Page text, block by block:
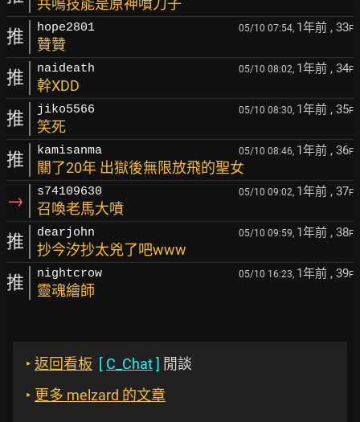
共鳴技能是原神噴刀子
推 hope2801 05/10 07:54, 1年前 , 33F
贊贊
推 naideath 05/10 08:02, 1年前 , 34F
幹XDD
推 jiko5566 05/10 08:30, 1年前 , 35F
笑死
推 kamisanma 05/10 08:46, 1年前 , 36F
關了20年 出獄後無限放飛的聖女
→ s74109630 05/10 09:02, 1年前 , 37F
召喚老馬大噴
推 dearjohn 05/10 09:59, 1年前 , 38F
抄今汐抄太兇了吧www
推 nightcrow 05/10 16:23, 1年前 , 39F
靈魂繪師
‣ 返回看板 [ C_Chat] 閒談
‣ 更多 melzard 的文章